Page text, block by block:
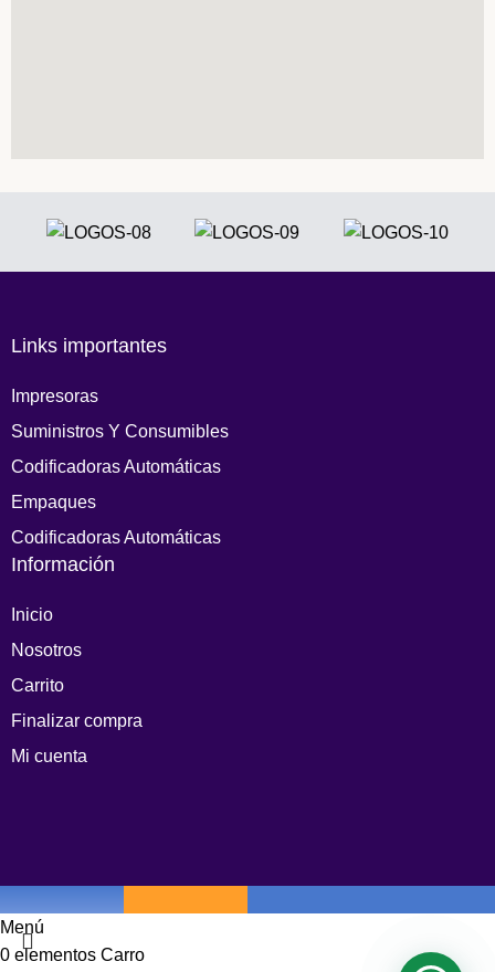
Links importantes
Impresoras
Suministros Y Consumibles
Codificadoras Automáticas
Empaques
Codificadoras Automáticas
Información
Inicio
Nosotros
Carrito
Finalizar compra
Mi cuenta
Menú
0 elementos Carro